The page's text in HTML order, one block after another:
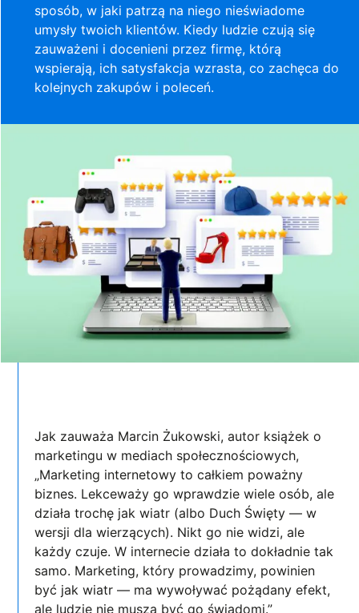
sposób, w jaki patrzą na niego nieświadome
umysły twoich klientów. Kiedy ludzie czują się
zauważeni i docenieni przez firmę, którą
wspierają, ich satysfakcja wzrasta, co zachęca do
kolejnych zakupów i poleceń.
Jak zauważa Marcin Żukowski, autor książek o
marketingu w mediach społecznościowych,
„Marketing internetowy to całkiem poważny
biznes. Lekceważy go wprawdzie wiele osób, ale
działa trochę jak wiatr (albo Duch Święty — w
wersji dla wierzących). Nikt go nie widzi, ale
każdy czuje. W internecie działa to dokładnie tak
samo. Marketing, który prowadzimy, powinien
być jak wiatr — ma wywoływać pożądany efekt,
ale ludzie nie muszą być go świadomi.”